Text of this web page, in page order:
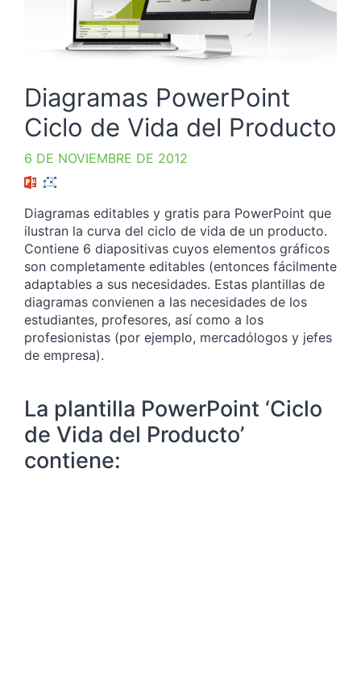
Diagramas PowerPoint
Ciclo de Vida del Producto
6 DE NOVIEMBRE DE 2012
Diagramas editables y gratis para PowerPoint que
ilustran la curva del ciclo de vida de un producto.
Contiene 6 diapositivas cuyos elementos gráficos
son completamente editables (entonces fácilmente
adaptables a sus necesidades. Estas plantillas de
diagramas convienen a las necesidades de los
estudiantes, profesores, así como a los
profesionistas (por ejemplo, mercadólogos y jefes
de empresa).
La plantilla PowerPoint ‘Ciclo
de Vida del Producto’
contiene: